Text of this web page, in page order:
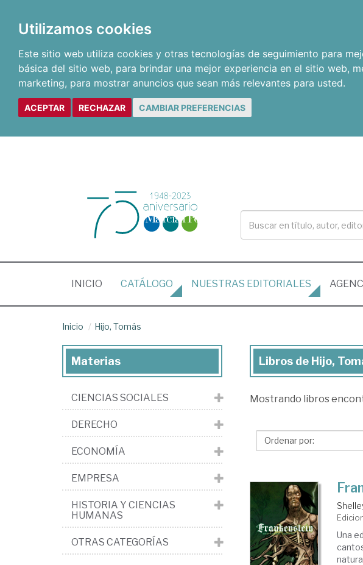
Utilizamos cookies
Este sitio web utiliza cookies y otras tecnologías de seguimiento para
básica del sitio web, para brindar una mejor experiencia en el sitio web,
marketing, para mostrar anuncios que sean más relevantes para usted.
ACEPTAR RECHAZAR CAMBIAR PREFERENCIAS
INICIO (CURRENT)
CATÁLOGO NUESTRAS EDITORIALES
Inicio Hijo, Tomás
Libros
Hijo,
Libros de Hijo,
Mostrando libros
Una
Materias
CIENCIAS SOCIALES
DERECHO
ECONOMÍA
EMPRESA
HISTORIA Y CIENCIAS
HUMANAS
OTRAS CATEGORÍAS